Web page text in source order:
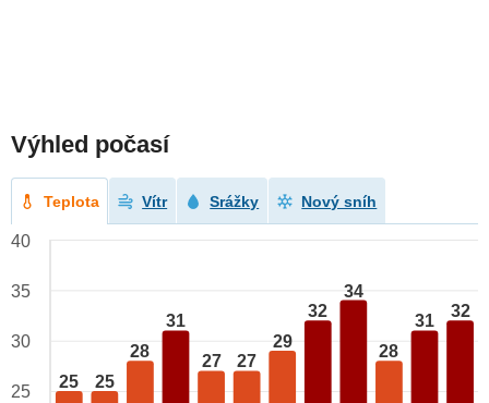
Výhled počasí
Teplota Vítr Srážky Nový sníh
25 25
28
31
27 27
29
32
34
28
31
32
40
35
30
25